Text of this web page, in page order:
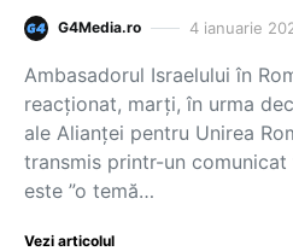
G4Media.ro 4 ianuarie
Ambasadorul Israelului în
reacționat, marți, în urma
ale Alianței pentru Unirea
transmis printr-un
este ”o temă…
Vezi articolul